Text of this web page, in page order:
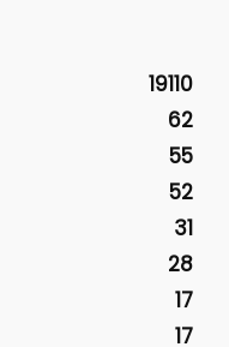
19110
62
55
52
31
28
17
17